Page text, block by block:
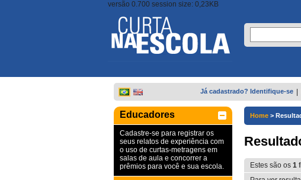
versão 0.700 session size: 0,23KB
Já cadastrado? Identifique-se
Educadores
Cadastre-se para registrar os
seus relatos de experiência com
o uso de curtas-metragens em
salas de aula e concorrer a
prêmios para você e sua escola.
Home >
Estes são os 1